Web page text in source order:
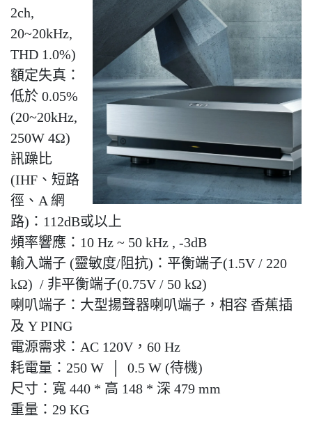
2ch,
20~20kHz,
THD 1.0%)
額定失真：
低於 0.05%
(20~20kHz,
250W 4Ω)
訊躁比
(IHF、短路
徑、A 網
路)：112dB或以上
頻率響應：10 Hz ~ 50 kHz , -3dB
輸入端子 (靈敏度/阻抗)：平衡端子(1.5V / 220
kΩ) / 非平衡端子(0.75V / 50 kΩ)
喇叭端子：大型揚聲器喇叭端子，相容 香蕉插
及 Y PING
電源需求：AC 120V，60 Hz
耗電量：250 W │ 0.5 W (待機)
尺寸：寬 440 * 高 148 * 深 479 mm
重量：29 KG